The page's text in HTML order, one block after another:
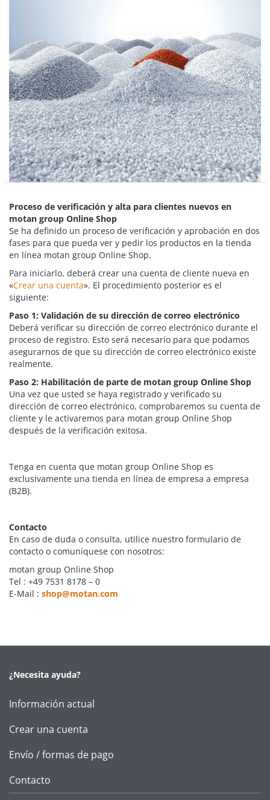
Proceso de verificación y alta para clientes nuevos en
motan group Online Shop
Se ha definido un proceso de verificación y aprobación en dos
fases para que pueda ver y pedir los productos en la tienda
en línea motan group Online Shop.
Para iniciarlo, deberá crear una cuenta de cliente nueva en
«Crear una cuenta». El procedimiento posterior es el
siguiente:
Paso 1: Validación de su dirección de correo electrónico
Deberá verificar su dirección de correo electrónico durante el
proceso de registro. Esto será necesario para que podamos
asegurarnos de que su dirección de correo electrónico existe
realmente.
Paso 2: Habilitación de parte de motan group Online Shop
Una vez que usted se haya registrado y verificado su
dirección de correo electrónico, comprobaremos su cuenta de
cliente y le activaremos para motan group Online Shop
después de la verificación exitosa.
Tenga en cuenta que motan group Online Shop es
exclusivamente una tienda en línea de empresa a empresa
(B2B).
Contacto
En caso de duda o consulta, utilice nuestro formulario de
contacto o comuníquese con nosotros:
motan group Online Shop
Tel : +49 7531 8178 – 0
E-Mail : shop@motan.com
¿Necesita ayuda?
Información actual
Crear una cuenta
Envío / formas de pago
Contacto